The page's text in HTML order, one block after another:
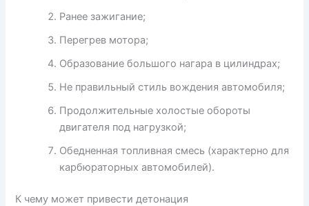
Ранее зажигание;
Перегрев мотора;
Образование большого нагара в цилиндрах;
Не правильный стиль вождения автомобиля;
Продолжительные холостые обороты
двигателя под нагрузкой;
Обедненная топливная смесь (характерно для
карбюраторных автомобилей).
К чему может привести детонация